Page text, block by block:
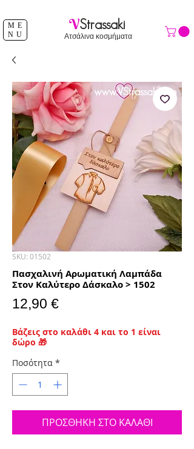
ME
NU
VStrassaki
Ατσάλινα κοσμήματα
SKU: 01502
Πασχαλινή Αρωματική Λαμπάδα
Στον Καλύτερο Δάσκαλο > 1502
12,90 €Τιμή
Βάζεις στο καλάθι 4 και το 1 είναι
δώρο 🎁
Ποσότητα *
ΠΡΟΣΘΗΚΗ ΣΤΟ ΚΑΛΑΘΙ